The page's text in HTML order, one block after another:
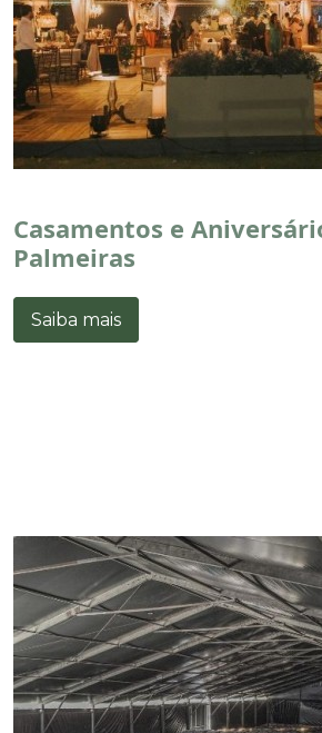
Casamentos e
Palmeiras
Saiba mais